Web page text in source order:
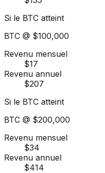
Si le BTC atteint
BTC @ $100,000
Revenu mensuel
$17
Revenu annuel
$207
Si le BTC atteint
BTC @ $200,000
Revenu mensuel
$34
Revenu annuel
$414